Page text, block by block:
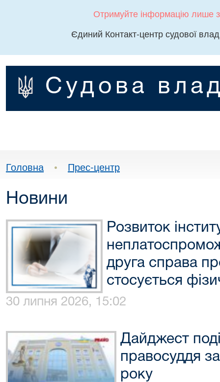
Отримуйте інформацію лише
Єдиний Контакт-центр судової
Судова
Головна • Прес-центр
Новини
Розвиток
друга справа
стосується
30 липня 2026, 15:02
Дайджест
правосуддя
року